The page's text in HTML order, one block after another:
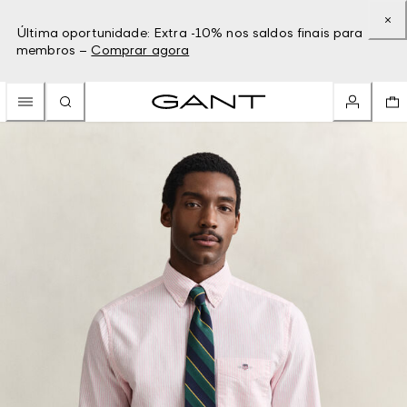
Última oportunidade: Extra -10% nos saldos finais para
membros – Comprar agora